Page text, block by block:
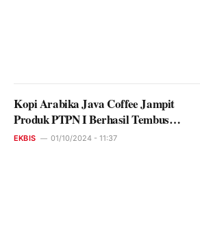
Kopi Arabika Java Coffee Jampit
Produk PTPN I Berhasil Tembus
Pasaran Eropa
EKBIS 01/10/2024 - 11:37